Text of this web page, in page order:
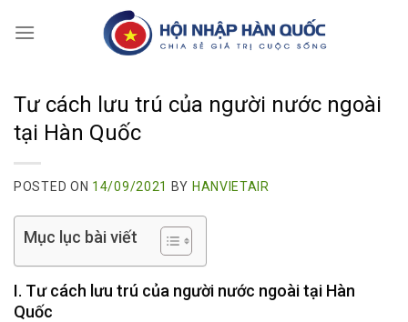
Tư cách lưu trú của người nước ngoài
tại Hàn Quốc
POSTED ON 14/09/2021 BY HANVIETAIR
Mục lục bài viết
I. Tư cách lưu trú của người nước ngoài tại Hàn
Quốc